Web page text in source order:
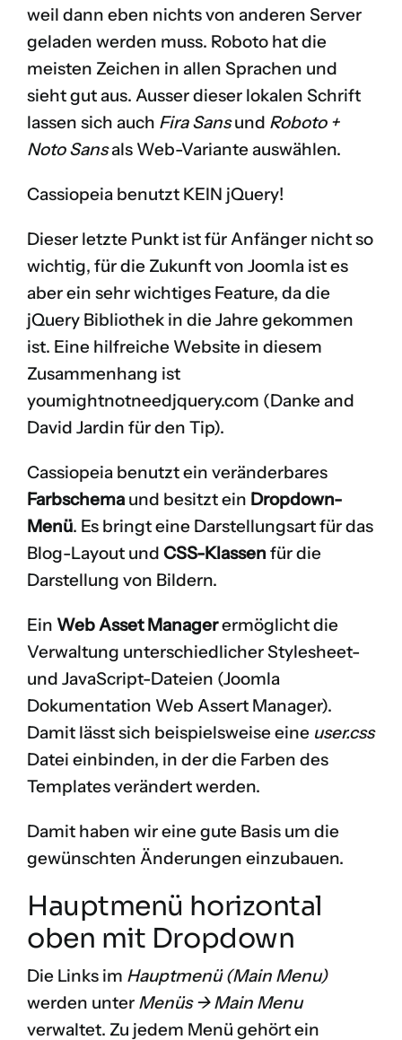
weil dann eben nichts von anderen Server
geladen werden muss. Roboto hat die
meisten Zeichen in allen Sprachen und
sieht gut aus. Ausser dieser lokalen Schrift
lassen sich auch Fira Sansund Roboto +
Noto Sansals Web-Variante auswählen.
Cassiopeia benutzt KEIN jQuery!
Dieser letzte Punkt ist für Anfänger nicht so
wichtig, für die Zukunft von Joomla ist es
aber ein sehr wichtiges Feature, da die
jQuery Bibliothek in die Jahre gekommen
ist. Eine hilfreiche Website in diesem
Zusammenhang ist
youmightnotneedjquery.com (Danke and
David Jardin für den Tip).
Cassiopeia benutzt ein veränderbares
Farbschema und besitzt ein Dropdown-
Menü. Es bringt eine Darstellungsart für das
Blog-Layout und CSS-Klassen für die
Darstellung von Bildern.
Ein Web Asset Managerermöglicht die
Verwaltung unterschiedlicher Stylesheet-
und JavaScript-Dateien (Joomla
Dokumentation Web Assert Manager).
Damit lässt sich beispielsweise eine user.css
Datei einbinden, in der die Farben des
Templates verändert werden.
Damit haben wir eine gute Basis um die
gewünschten Änderungen einzubauen.
Hauptmenü horizontal
oben mit Dropdown
Die Links im Hauptmenü (Main Menu)
werden unter Menüs -> Main Menu
verwaltet. Zu jedem Menü gehört ein